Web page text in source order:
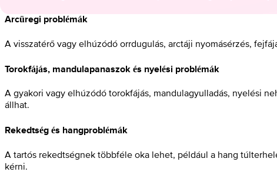
Arcüregi problémák
A visszatérő vagy elhúzódó orrdugulás, arctáji nyomásérzés,
Torokfájás, mandulapanaszok és nyelési problémák
A gyakori vagy elhúzódó torokfájás, mandulagyulladás, nyelési
állhat.
Rekedtség és hangproblémák
A tartós rekedtségnek többféle oka lehet, például a hang
kérni.